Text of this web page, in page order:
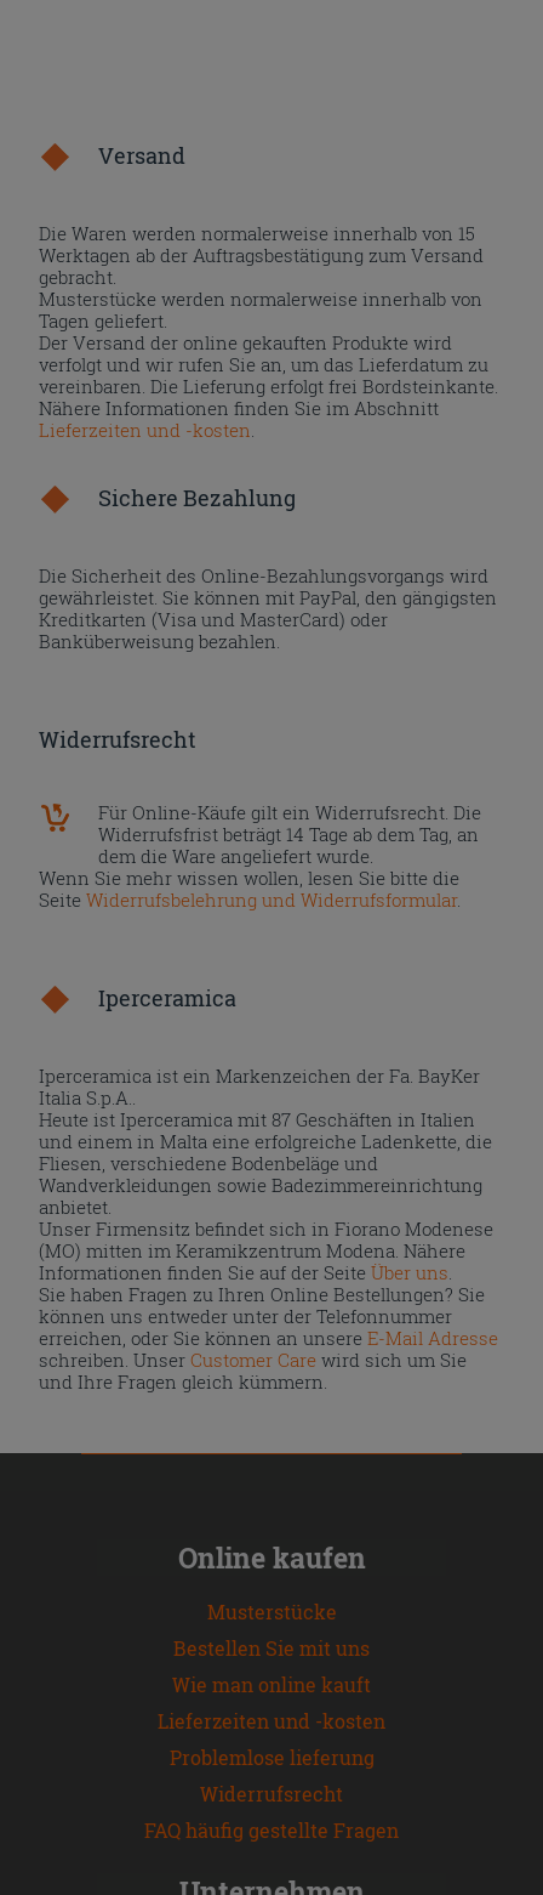
Versand
Die Waren werden normalerweise innerhalb von 15
Werktagen ab der Auftragsbestätigung zum Versand
gebracht.
Musterstücke werden normalerweise innerhalb von
Tagen geliefert.
Der Versand der online gekauften Produkte wird
verfolgt und wir rufen Sie an, um das Lieferdatum zu
vereinbaren. Die Lieferung erfolgt frei Bordsteinkante.
Nähere Informationen finden Sie im Abschnitt
Lieferzeiten und -kosten
Sichere Bezahlung
Die Sicherheit des Online-Bezahlungsvorgangs wird
gewährleistet. Sie können mit PayPal, den gängigsten
Kreditkarten (Visa und MasterCard) oder
Banküberweisung bezahlen.
Widerrufsrecht
Für Online-Käufe gilt ein Widerrufsrecht. Die
Widerrufsfrist beträgt 14 Tage ab dem Tag, an
dem die Ware angeliefert wurde.
Wenn Sie mehr wissen wollen, lesen Sie bitte die
SeiteWiderrufsbelehrung und Widerrufsformular.
Iperceramica
Iperceramica ist ein Markenzeichen der Fa. BayKer
Italia S.p.A..
Heute ist Iperceramica mit 87 Geschäften in Italien
und einem in Malta eine erfolgreiche Ladenkette, die
Fliesen, verschiedene Bodenbeläge und
Wandverkleidungen sowie Badezimmereinrichtung
anbietet.
Unser Firmensitz befindet sich in Fiorano Modenese
(MO) mitten im Keramikzentrum Modena. Nähere
Informationen finden Sie auf der Seite Über uns
Sie haben Fragen zu Ihren Online Bestellungen? Sie
können uns entweder unter der Telefonnummer
erreichen, oder Sie können an unsereE-Mail Adresse
schreiben. UnserCustomer Care wird sich um Sie
und Ihre Fragen gleich kümmern.
Online kaufen
Musterstücke
Bestellen Sie mit uns
Wie man online kauft
Lieferzeiten und -kosten
Problemlose lieferung
Widerrufsrecht
FAQ häufig gestellte Fragen